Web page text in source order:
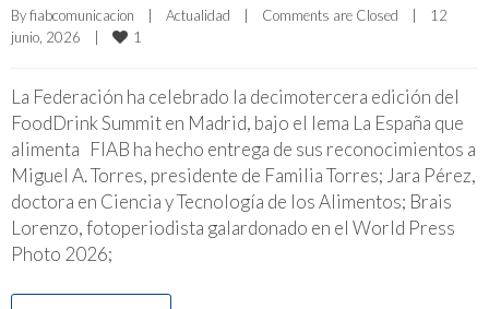
By fiabcomunicacion Actualidad Comments are Closed
12
junio, 2026
1
La Federación ha celebrado la decimotercera edición del
FoodDrink Summit en Madrid, bajo el lema La España que
alimenta FIAB ha hecho entrega de sus reconocimientos a
Miguel A. Torres, presidente de Familia Torres; Jara Pérez,
doctora en Ciencia y Tecnología de los Alimentos; Brais
Lorenzo, fotoperiodista galardonado en el World Press
Photo 2026;